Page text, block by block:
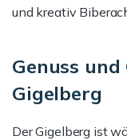
und kreativ
Genuss
Gigelberg
Der Gigelberg ist